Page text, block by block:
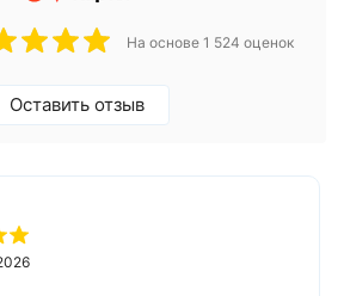
На основе 1 524 оценок
Оставить отзыв